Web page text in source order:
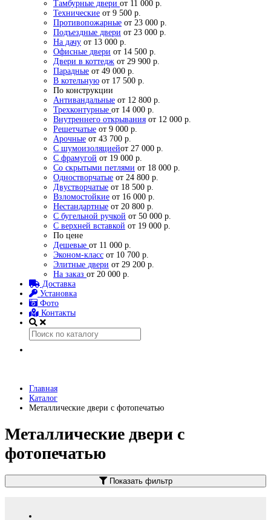
Тамбурные двери от 11 000 р.
Технические от 9 500 р.
Противопожарные от 23 000 р.
Подъездные двери от 23 000 р.
На дачу от 13 000 р.
Офисные двери от 14 500 р.
Двери в коттедж от 29 900 р.
Парадные от 49 000 р.
В котельную от 17 500 р.
По конструкции
Антивандальные от 12 800 р.
Трехконтурные от 14 000 р.
Внутреннего открывания от 12 000 р.
Решетчатые от 9 000 р.
Арочные от 43 700 р.
С шумоизоляциейот 27 000 р.
С фрамугой от 19 000 р.
Со скрытыми петлями от 18 000 р.
Одностворчатые от 24 800 р.
Двустворчатые от 18 500 р.
Взломостойкие от 16 000 р.
Нестандартные от 20 800 р.
С бугельной ручкой от 50 000 р.
С верхней вставкой от 19 000 р.
По цене
Дешевые от 11 000 р.
Эконом-класс от 10 700 р.
Элитные двери от 29 200 р.
На заказ от 20 000 р.
Доставка
Установка
Фото
Контакты
Главная
Каталог
Металлические двери с фотопечатью
Металлические двери с
фотопечатью
Показать фильтр